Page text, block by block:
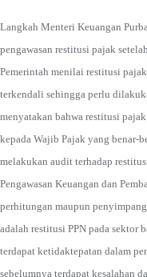
Langkah Menteri Keuangan
pengawasan restitusi pajak
Pemerintah menilai restitusi
terkendali sehingga perlu
menyatakan bahwa restitusi
kepada Wajib Pajak yang benar-
melakukan audit terhadap
Pengawasan Keuangan dan
perhitungan maupun
adalah restitusi PPN pada sektor
terdapat ketidaktepatan dalam
sebelumnya terdapat kesalahan